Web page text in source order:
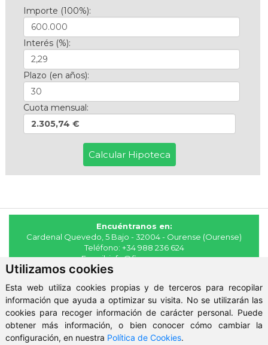
Utilizamos cookies
Esta web utiliza cookies propias y de terceros para recopilar
información que ayuda a optimizar su visita. No se utilizarán las
cookies para recoger información de carácter personal. Puede
obtener más información, o bien conocer cómo cambiar la
configuración, en nuestra Política de Cookies.
Importe (100%):
Interés (%):
Plazo (en años):
Cuota mensual:
2.305,74 €
Encuéntranos en:
Cardenal Quevedo, 5 Bajo - 32004 - Ourense (Ourense)
Teléfono: +34 988 236 624
E-mail:info@fincasmaya.es
© 2026 - Fincas Maya
Aviso Legal-Política de Privacidad- ClickViviendas